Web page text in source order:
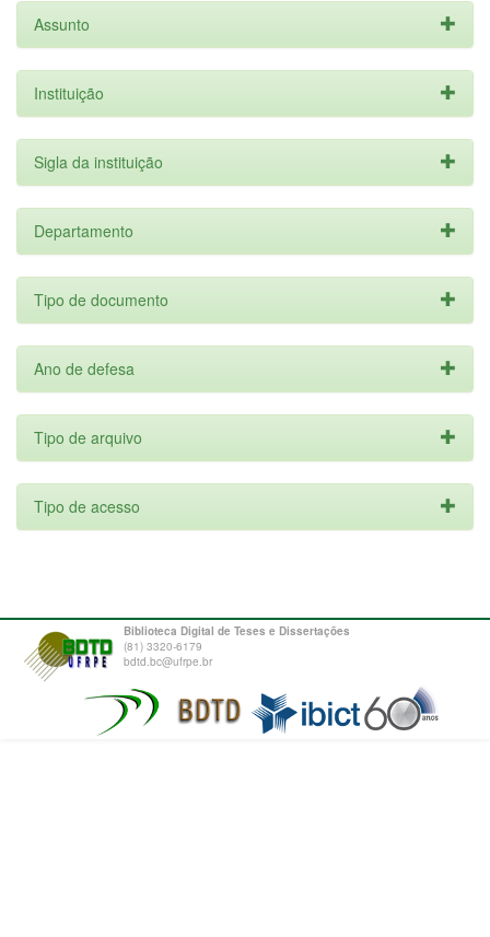
Assunto
Instituição
Sigla da instituição
Departamento
Tipo de documento
Ano de defesa
Tipo de arquivo
Tipo de acesso
Biblioteca Digital de Teses e Dissertações
(81) 3320-6179
bdtd.bc@ufrpe.br